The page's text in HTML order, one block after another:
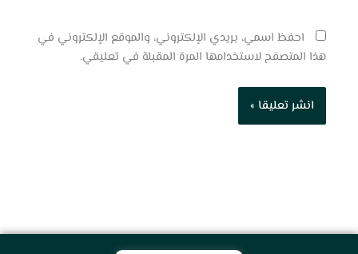
احفظ اسمي، بريدي الإلكتروني، والموقع الإلكتروني في
هذا المتصفح لاستخدامها المرة المقبلة في تعليقي.